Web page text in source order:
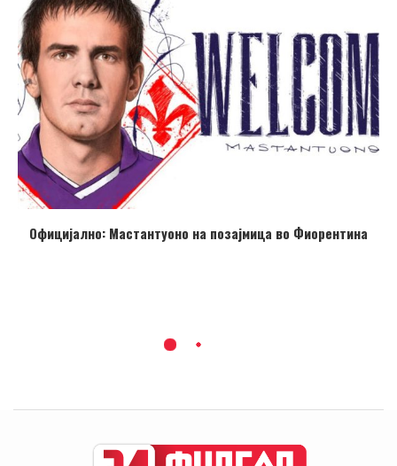
Официјално: Мастантуоно на позајмица во Фиорентина